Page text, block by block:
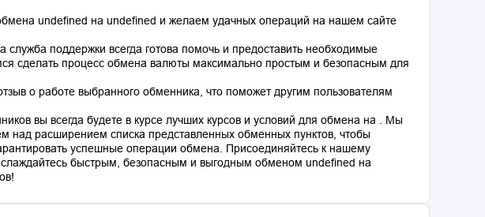
undefined на undefined и желаем удачных операций на нашем сайте
поддержки всегда готова помочь и предоставить необходимые
сделать процесс обмена валюты максимально простым и безопасным для
о работе выбранного обменника, что поможет другим пользователям
вы всегда будете в курсе лучших курсов и условий для обмена на . Мы
над расширением списка представленных обменных пунктов, чтобы
успешные операции обмена. Присоединяйтесь к нашему
быстрым, безопасным и выгодным обменом undefined на